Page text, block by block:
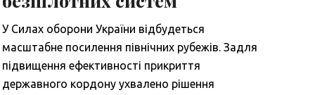
У Силах оборони України відбудеться
масштабне посилення північних рубежів. Задля
підвищення ефективності прикриття
державного кордону ухвалено рішення